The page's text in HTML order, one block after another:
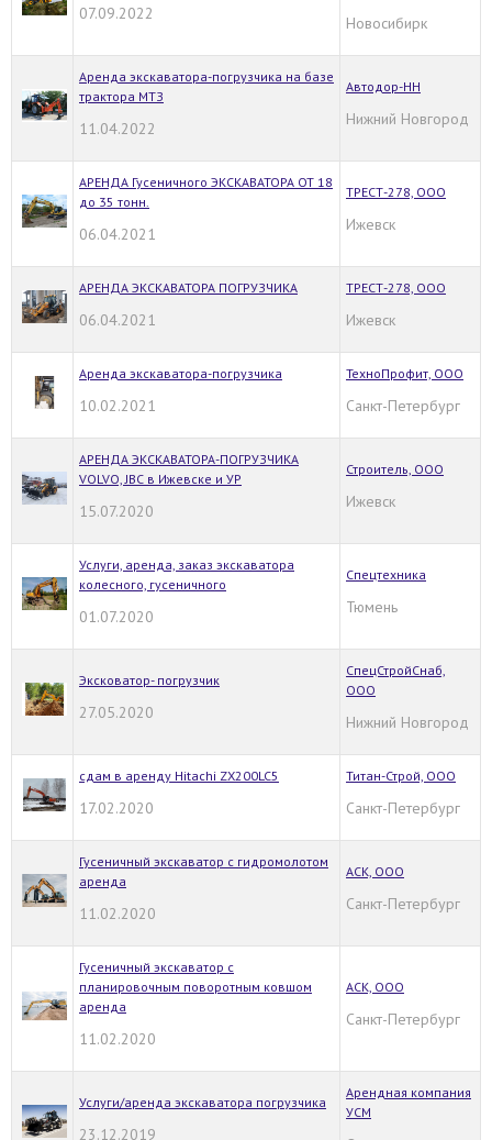
07.09.2022 Новосибирк
Аренда экскаватора-погрузчика на базе
трактора МТЗ
11.04.2022
Автодор-НН
Нижний Новгород
АРЕНДА Гусеничного ЭКСКАВАТОРА ОТ 18
до 35 тонн.
06.04.2021
ТРЕСТ-278, ООО
Ижевск
АРЕНДА ЭКСКАВАТОРА ПОГРУЗЧИКА
06.04.2021
ТРЕСТ-278, ООО
Ижевск
Аренда экскаватора-погрузчика
10.02.2021
ТехноПрофит, ООО
Санкт-Петербург
АРЕНДА ЭКСКАВАТОРА-ПОГРУЗЧИКА
VOLVO, JBC в Ижевске и УР
15.07.2020
Строитель, ООО
Ижевск
Услуги, аренда, заказ экскаватора
колесного, гусеничного
01.07.2020
Спецтехника
Тюмень
Эксковатор- погрузчик
27.05.2020
СпецСтройСнаб,
ООО
Нижний Новгород
сдам в аренду Hitachi ZX200LC5
17.02.2020
Титан-Строй, ООО
Санкт-Петербург
Гусеничный экскаватор с гидромолотом
аренда
11.02.2020
АСК, ООО
Санкт-Петербург
Гусеничный экскаватор с
планировочным поворотным ковшом
аренда
11.02.2020
АСК, ООО
Санкт-Петербург
Услуги/аренда экскаватора погрузчика
23.12.2019
Арендная компания
УСМ